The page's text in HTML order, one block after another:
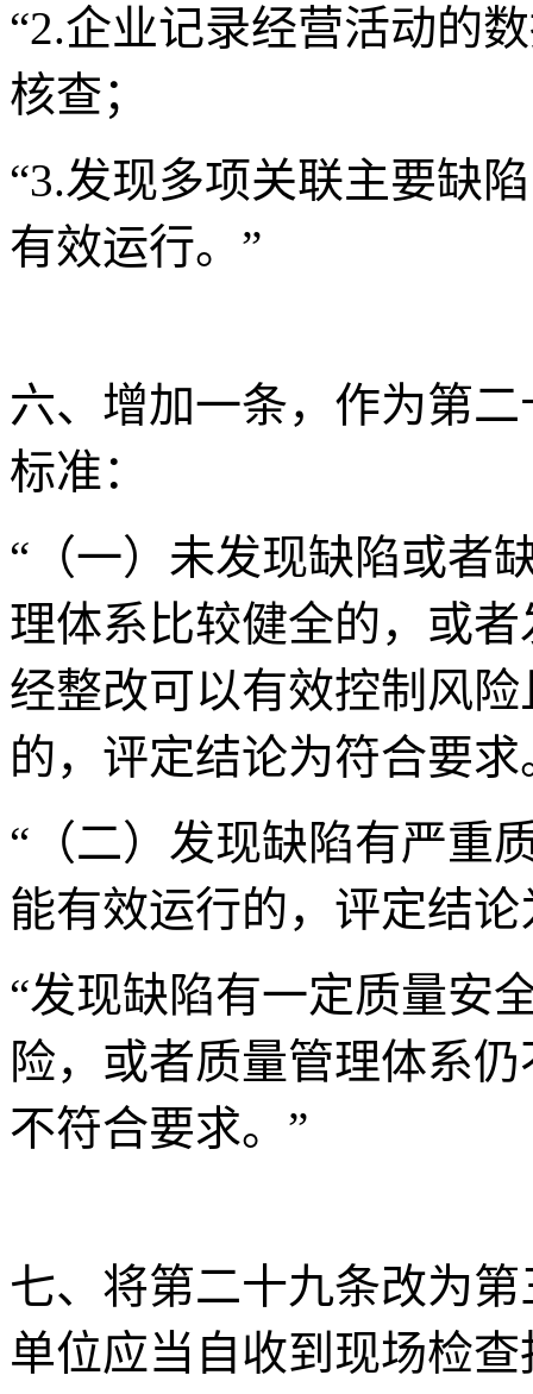
“2.企业记录经营活动的
核查；
“3.发现多项关联主要缺
有效运行。”
六、增加一条，作为第
标准：
“（一）未发现缺陷或者
理体系比较健全的，或
经整改可以有效控制风
的，评定结论为符合要求
“（二）发现缺陷有严重
能有效运行的，评定结
“发现缺陷有一定质量安
险，或者质量管理体系
不符合要求。”
七、将第二十九条改为
单位应当自收到现场检